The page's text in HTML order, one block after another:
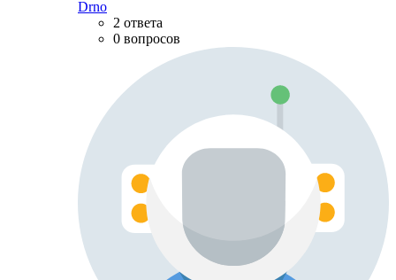
Drno
2 ответа
0 вопросов